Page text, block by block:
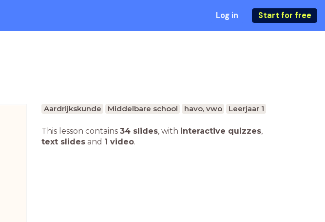
Log in Start for free
Aardrijkskunde Middelbare school havo, vwo Leerjaar 1
This lesson contains 34 slides, with interactive quizzes,
text slides and 1 video.